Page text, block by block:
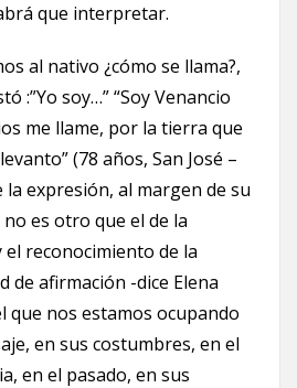
que interpretar.
al nativo ¿cómo se llama?,
:”Yo soy…” “Soy Venancio
me llame, por la tierra que
(78 años, San José –
la expresión, al margen de su
es otro que el de la
reconocimiento de la
de afirmación -dice Elena
que nos estamos ocupando
en sus costumbres, en el
en el pasado, en sus